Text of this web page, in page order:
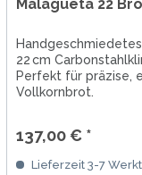
Malagueta 22
22 cm
Perfekt für präzise,
Vollkornbrot.
137,00 € *
Lieferzeit 3-7